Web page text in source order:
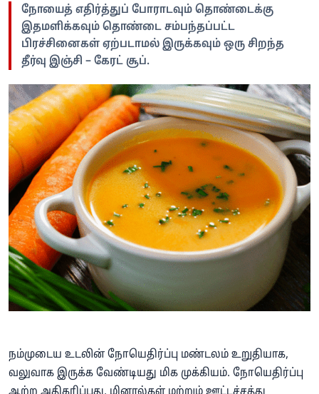
நோயைத் எதிர்த்துப் போராடவும் தொண்டைக்கு
இதமளிக்கவும் தொண்டை சம்பந்தப்பட்ட
பிரச்சினைகள் ஏற்படாமல் இருக்கவும் ஒரு சிறந்த
தீர்வு இஞ்சி – கேரட் சூப்.
நம்முடைய உடலின் நோயெதிர்ப்பு மண்டலம் உறுதியாக,
வலுவாக இருக்க வேண்டியது மிக முக்கியம். நோயெதிர்ப்பு